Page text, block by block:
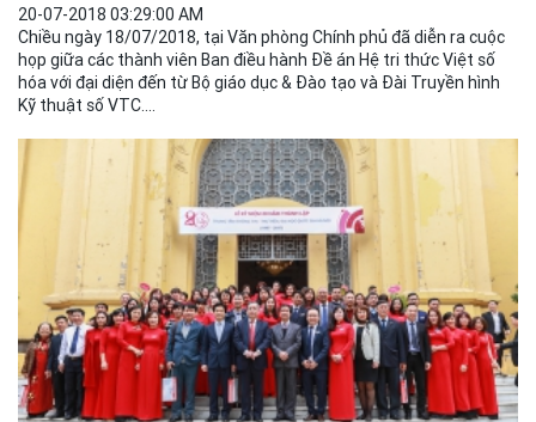
20-07-2018 03:29:00 AM
Chiều ngày 18/07/2018, tại Văn phòng Chính phủ đã diễn ra cuộc
họp giữa các thành viên Ban điều hành Đề án Hệ tri thức Việt số
hóa với đại diện đến từ Bộ giáo dục& Đào tạo và Đài Truyền hình
Kỹ thuật số VTC....